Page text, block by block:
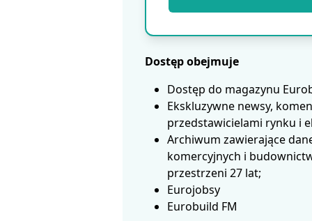
Dostęp obejmuje
Dostęp do magazynu
Ekskluzywne newsy,
przedstawicielami rynku i
Archiwum zawierające
komercyjnych i
przestrzeni 27 lat;
Eurojobsy
Eurobuild FM